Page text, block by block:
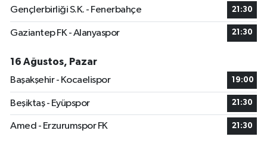
Gençlerbirliği S.K. - Fenerbahçe 21:30
Gaziantep FK - Alanyaspor 21:30
16 Ağustos, Pazar
Başakşehir - Kocaelispor
19:00
Beşiktaş - Eyüpspor 21:30
Amed - Erzurumspor FK 21:30